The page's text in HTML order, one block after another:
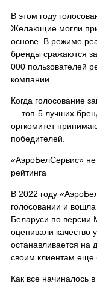
В этом году
Желающие могли
основе. В режиме
бренды сражаются
000 пользователей
компании.
Когда голосование
— топ-5 лучших
оргкомитет
победителей.
«АэроБелСервис»
рейтинга
В 2022 году
голосовании и
Беларуси по версии
оценивали качество
останавливается на
своим клиентам еще
Как все начиналось